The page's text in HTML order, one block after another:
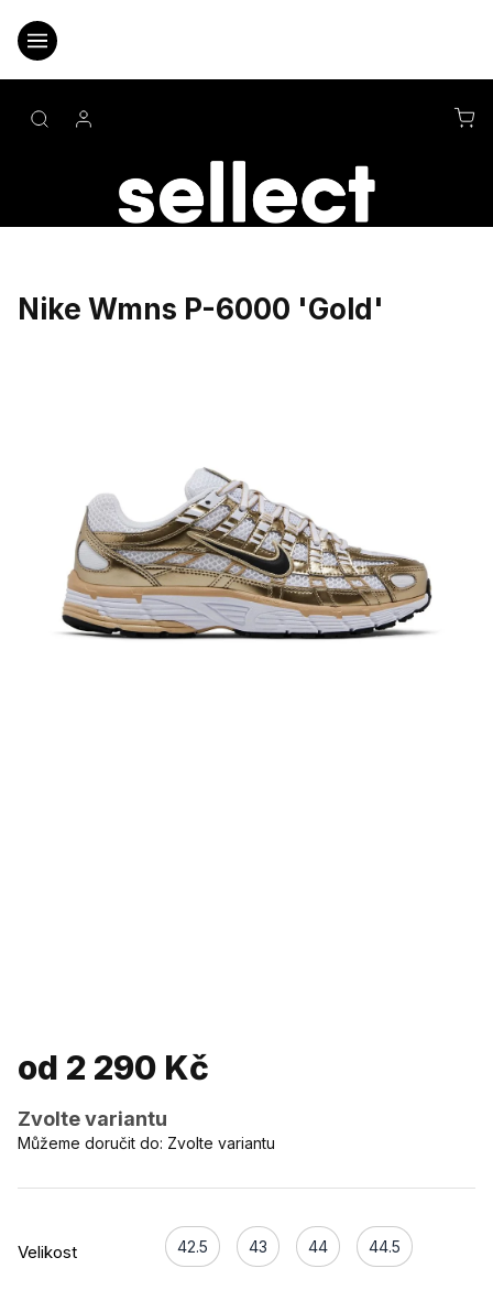
obsah
Nike Wmns P-6000 'Gold'
od 2 290 Kč
Zvolte variantu
Velikost 42.5 43 44 44.5
Můžeme doručit do: Zvolte variantu